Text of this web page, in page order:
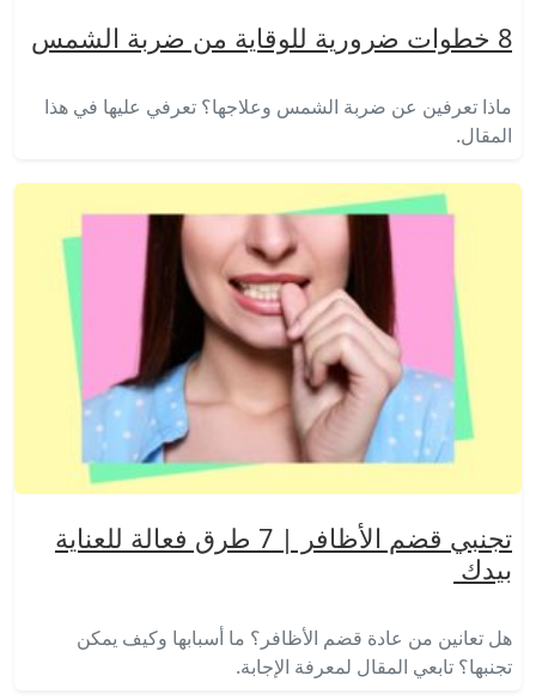
8 خطوات ضرورية للوقاية من ضربة الشمس
ماذا تعرفين عن ضربة الشمس وعلاجها؟ تعرفي عليها في هذا
المقال.
تجنبي قضم الأظافر | 7 طرق فعالة للعناية
بيدك
هل تعانين من عادة قضم الأظافر؟ ما أسبابها وكيف يمكن
تجنبها؟ تابعي المقال لمعرفة الإجابة.